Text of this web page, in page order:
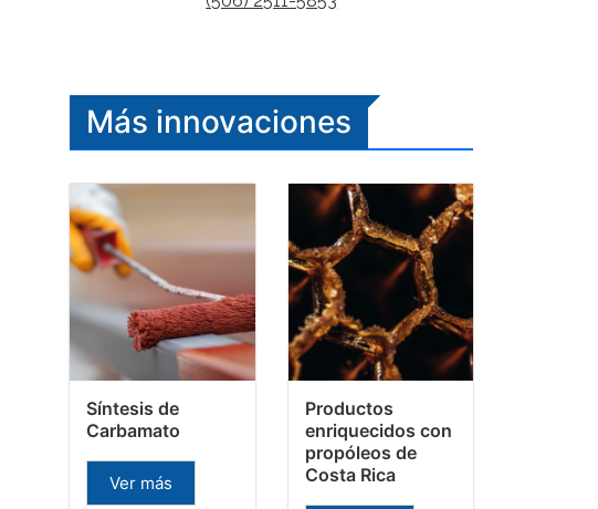
Más innovaciones
Síntesis de
Carbamato
Ver más
Productos
enriquecidos con
propóleos de
Costa Rica